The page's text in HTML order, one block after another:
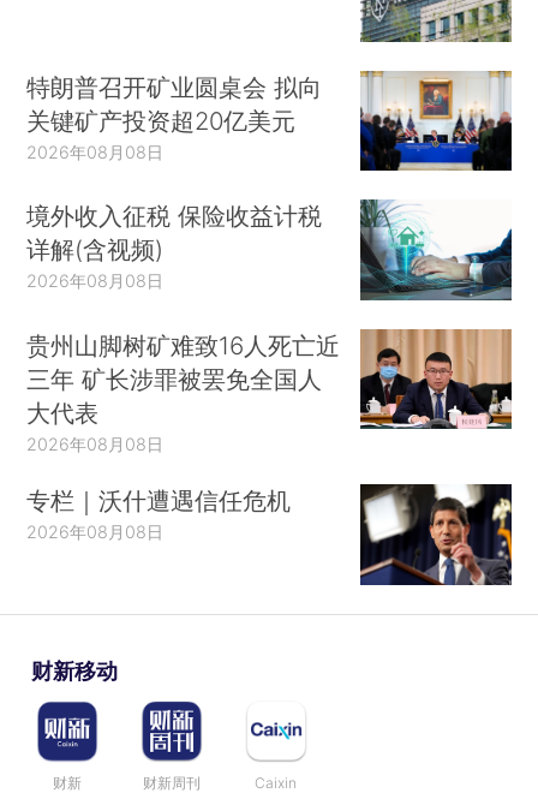
特朗普召开矿业圆桌会 拟向
关键矿产投资超20亿美元
2026年08月08日
境外收入征税 保险收益计税
详解(含视频)
2026年08月08日
贵州山脚树矿难致16人死亡近
三年 矿长涉罪被罢免全国人
大代表
2026年08月08日
专栏｜沃什遭遇信任危机
2026年08月08日
财新移动
财新 财新周刊 Caixin